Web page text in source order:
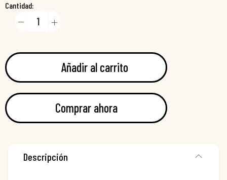
Cantidad:
Añadir al carrito
Comprar ahora
Descripción